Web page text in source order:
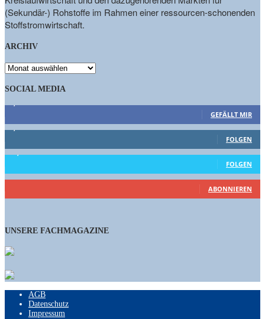
(Sekundär-) Rohstoffe im Rahmen einer ressourcen-schonenden
Stoffstromwirtschaft.
ARCHIV
ARCHIV
SOCIAL MEDIA
GEFÄLLT MIR
1,662 Follower
FOLGEN
15,658 Follower
FOLGEN
460 Abonnenten
ABONNIEREN
UNSERE FACHMAGAZINE
AGB
Datenschutz
Impressum